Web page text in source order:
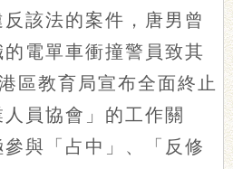
該法的案件，唐男曾
電單車衝撞警員致其
區教育局宣布全面終止
員協會」的工作關
與「占中」、「反修